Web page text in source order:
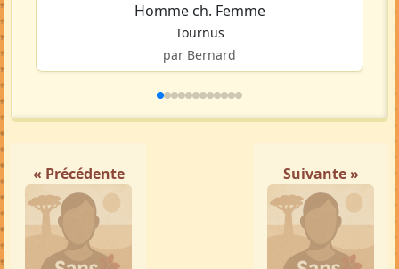
Homme ch. Femme
Tournus
par Bernard
« Précédente Suivante »